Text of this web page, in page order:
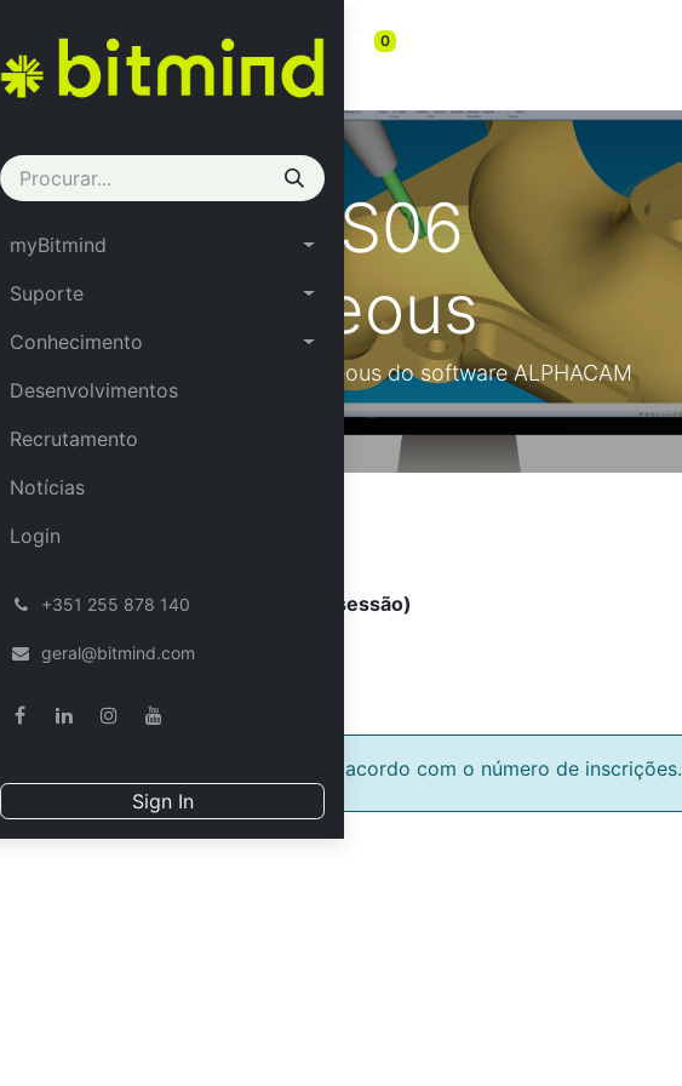
0
myBitmind
Suporte
Conhecimento
Desenvolvimentos
Recrutamento
Notícias
Login
+351 255 878 140
geral@bitmind.com
Sign In
Back to events
ACT11/23 S06 xSimultaneous
ACT11/23 S06
xSimultaneous
Formação no módulo xSimultaneous do software ALPHACAM
Módulo xSimultaneous (4 horas - 1 sessão)
ACS06: Maquinação 3D
Data sujeita a confirmação de acordo com o número de inscrições.